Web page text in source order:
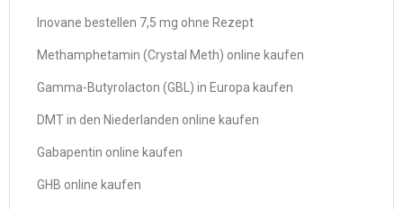
Inovane bestellen 7,5 mg ohne Rezept
Methamphetamin (Crystal Meth) online kaufen
Gamma-Butyrolacton (GBL) in Europa kaufen
DMT in den Niederlanden online kaufen
Gabapentin online kaufen
GHB online kaufen